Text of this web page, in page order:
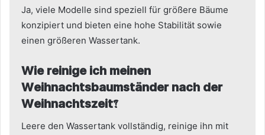
Ja, viele Modelle sind speziell für größere Bäume
konzipiert und bieten eine hohe Stabilität sowie
einen größeren Wassertank.
Wie reinige ich meinen
Weihnachtsbaumständer nach der
Weihnachtszeit?
Leere den Wassertank vollständig, reinige ihn mit